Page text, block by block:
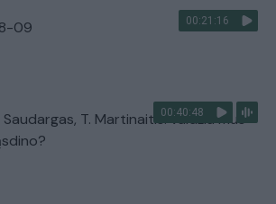
00:21:16
09
00:40:48
Saudargas, T. Martinaitis: valdžia mus